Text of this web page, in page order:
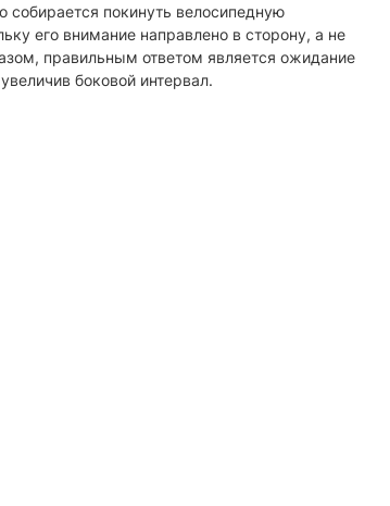
собирается покинуть велосипедную
его внимание направлено в сторону, а не
правильным ответом является ожидание
боковой интервал.